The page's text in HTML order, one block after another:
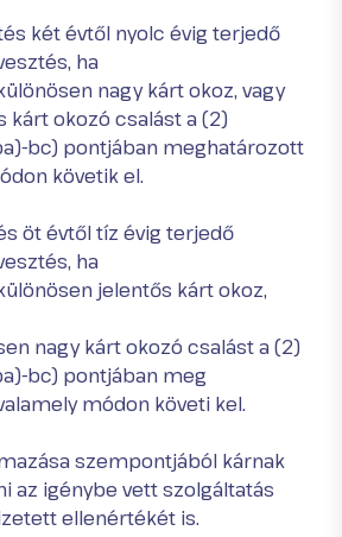
két évtől nyolc évig terjedő
ha
nagy kárt okoz, vagy
kárt okozó csalást a (2)
bc) pontjában meghatározott
követik el.
öt évtől tíz évig terjedő
ha
jelentős kárt okoz,
nagy kárt okozó csalást a (2)
bc) pontjában meg
módon követi kel.
szempontjából kárnak
az igénybe vett szolgáltatás
ellenértékét is.